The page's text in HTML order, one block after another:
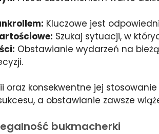
Kluczowe jest
Szukaj sytuacji, w
Obstawianie wydarzeń na
konsekwentne jej
a obstawianie zawsze
bukmacherki